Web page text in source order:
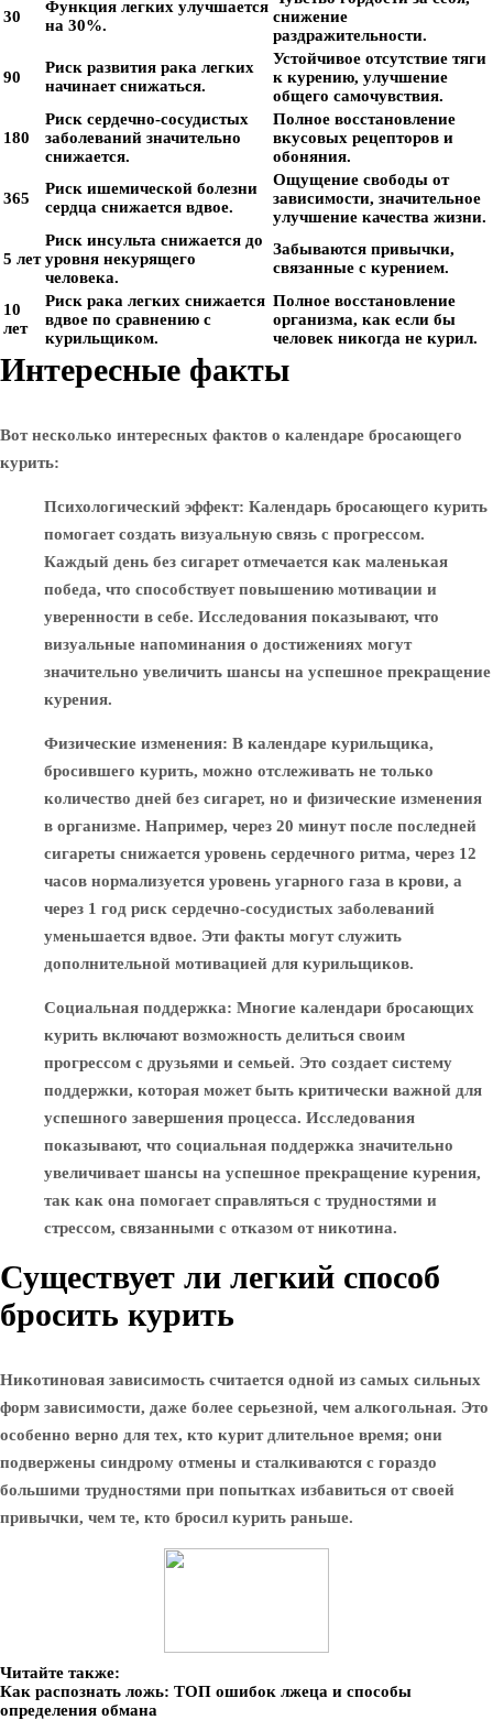
30
Функция легких улучшается
на 30%.
снижение
раздражительности.
90
Риск развития рака легких
начинает снижаться.
Устойчивое отсутствие тяги
к курению, улучшение
общего самочувствия.
180
Риск сердечно-сосудистых
заболеваний значительно
снижается.
Полное восстановление
вкусовых рецепторов и
обоняния.
365
Риск ишемической болезни
сердца снижается вдвое.
Ощущение свободы от
зависимости, значительное
улучшение качества жизни.
5 лет
Риск инсульта снижается до
уровня некурящего
человека.
Забываются привычки,
связанные с курением.
10
лет
Риск рака легких снижается
вдвое по сравнению с
курильщиком.
Полное восстановление
организма, как если бы
человек никогда не курил.
Интересные факты
Вот несколько интересных фактов о календаре бросающего
курить:
Психологический эффект: Календарь бросающего курить
помогает создать визуальную связь с прогрессом.
Каждый день без сигарет отмечается как маленькая
победа, что способствует повышению мотивации и
уверенности в себе. Исследования показывают, что
визуальные напоминания о достижениях могут
значительно увеличить шансы на успешное прекращение
курения.
Физические изменения: В календаре курильщика,
бросившего курить, можно отслеживать не только
количество дней без сигарет, но и физические изменения
в организме. Например, через 20 минут после последней
сигареты снижается уровень сердечного ритма, через 12
часов нормализуется уровень угарного газа в крови, а
через 1 год риск сердечно-сосудистых заболеваний
уменьшается вдвое. Эти факты могут служить
дополнительной мотивацией для курильщиков.
Социальная поддержка: Многие календари бросающих
курить включают возможность делиться своим
прогрессом с друзьями и семьей. Это создает систему
поддержки, которая может быть критически важной для
успешного завершения процесса. Исследования
показывают, что социальная поддержка значительно
увеличивает шансы на успешное прекращение курения,
так как она помогает справляться с трудностями и
стрессом, связанными с отказом от никотина.
Существует ли легкий способ
бросить курить
Никотиновая зависимость считается одной из самых сильных
форм зависимости, даже более серьезной, чем алкогольная. Это
особенно верно для тех, кто курит длительное время; они
подвержены синдрому отмены и сталкиваются с гораздо
большими трудностями при попытках избавиться от своей
привычки, чем те, кто бросил курить раньше.
Читайте также:
Как распознать ложь: ТОП ошибок лжеца и способы
определения обмана